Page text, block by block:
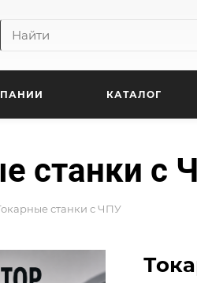
КАТАЛОГ
станки с
станки с ЧПУ